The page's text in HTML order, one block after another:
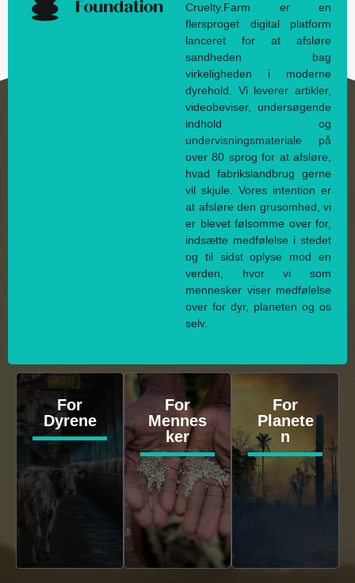
Cruelty.Farm er en
flersproget digital platform
lanceret for at afsløre
sandheden bag
virkeligheden i moderne
dyrehold. Vi leverer artikler,
videobeviser, undersøgende
indhold og
undervisningsmateriale på
over 80 sprog for at afsløre,
hvad fabrikslandbrug gerne
vil skjule. Vores intention er
at afsløre den grusomhed, vi
er blevet følsomme over for,
indsætte medfølelse i stedet
og til sidst oplyse mod en
verden, hvor vi som
mennesker viser medfølelse
over for dyr, planeten og os
selv.
For
Dyrene
For
Mennes
ker
For
Planete
n